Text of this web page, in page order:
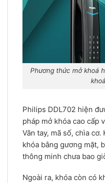
Phương thức mở khoá
Philips DDL702 hiện
pháp mở khóa cao cấp
Vân tay, mã số, chìa
khóa bằng gương mặt,
thông minh chưa bao
Ngoài ra, khóa còn có